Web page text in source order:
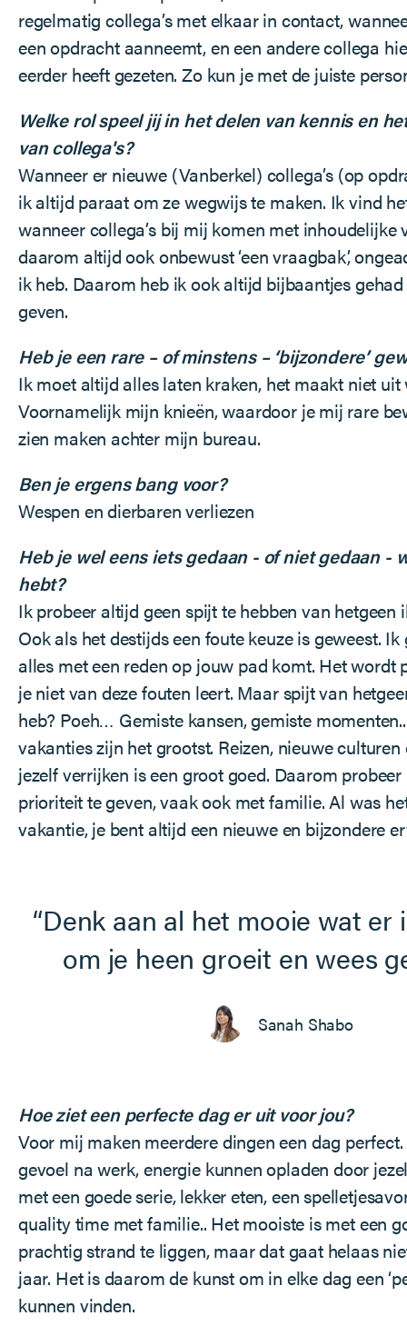
regelmatig collega’s met elkaar in contact,
een opdracht aanneemt, en een andere collega
eerder heeft gezeten. Zo kun je met de juiste
Welke rol speel jij in het delen van kennis en
van collega's?
Wanneer er nieuwe (Vanberkel) collega’s (op
ik altijd paraat om ze wegwijs te maken. Ik vind
wanneer collega’s bij mij komen met inhoudelijke
daarom altijd ook onbewust ‘een vraagbak’,
ik heb. Daarom heb ik ook altijd bijbaantjes
geven.
Heb je een rare – of minstens – ‘bijzondere’
Ik moet altijd alles laten kraken, het maakt niet uit
Voornamelijk mijn knieën, waardoor je mij rare
zien maken achter mijn bureau.
Ben je ergens bang voor?
Wespen en dierbaren verliezen
Heb je wel eens iets gedaan - of niet gedaan -
hebt?
Ik probeer altijd geen spijt te hebben van hetgeen
Ook als het destijds een foute keuze is geweest.
alles met een reden op jouw pad komt. Het wordt
je niet van deze fouten leert. Maar spijt van
heb? Poeh… Gemiste kansen, gemiste
vakanties zijn het grootst. Reizen, nieuwe
jezelf verrijken is een groot goed. Daarom
prioriteit te geven, vaak ook met familie. Al was het
vakantie, je bent altijd een nieuwe en bijzondere
Denk aan al het mooie wat er
om je heen groeit en wees
Sanah Shabo
Hoe ziet een perfecte dag er uit voor jou?
Voor mij maken meerdere dingen een dag
gevoel na werk, energie kunnen opladen door
met een goede serie, lekker eten, een
quality time met familie.. Het mooiste is met een
prachtig strand te liggen, maar dat gaat helaas
jaar. Het is daarom de kunst om in elke dag een
kunnen vinden.